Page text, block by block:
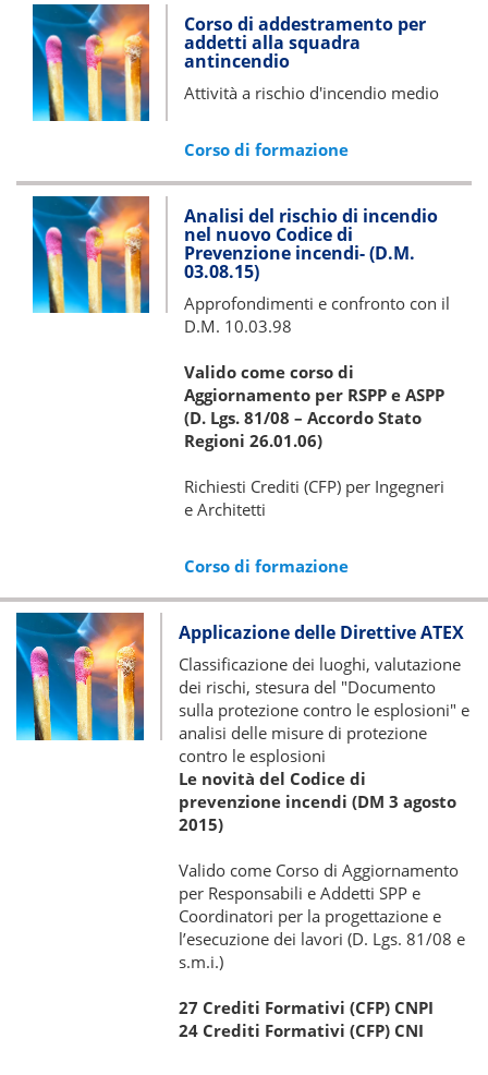
Corso di addestramento per
addetti alla squadra
antincendio
Attività a rischio d'incendio medio
Corso di formazione
Analisi del rischio di incendio
nel nuovo Codice di
Prevenzione incendi-(D.M.
03.08.15)
Approfondimenti e confronto con il
D.M. 10.03.98
Valido come corso di
Aggiornamento per RSPP e ASPP
(D. Lgs. 81/08 – Accordo Stato
Regioni 26.01.06)
Richiesti Crediti (CFP) per Ingegneri
e Architetti
Corso di formazione
Applicazione delle Direttive ATEX
Classificazione dei luoghi, valutazione
dei rischi, stesura del "Documento
sulla protezione contro le esplosioni" e
analisi delle misure di protezione
contro le esplosioni
Le novità del Codice di
prevenzione incendi (DM 3 agosto
2015)
Valido come Corso di Aggiornamento
per Responsabili e Addetti SPP e
Coordinatori per la progettazione e
l’esecuzione dei lavori (D. Lgs. 81/08 e
s.m.i.)
27 Crediti Formativi (CFP) CNPI
24 Crediti Formativi (CFP) CNI